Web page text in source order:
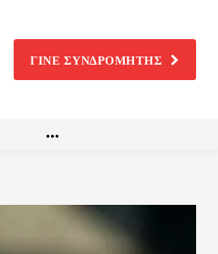
ΓΙΝΕ ΣΥΝΔΡΟΜΗΤΗΣ